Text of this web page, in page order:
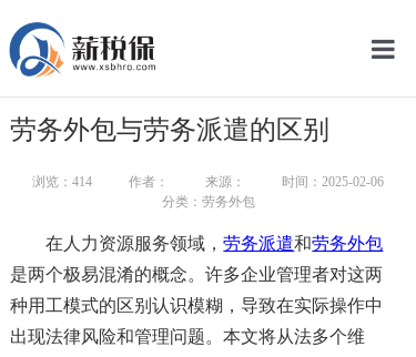
网
劳务外包与劳务派遣的区别
浏览： 414 作者： 来源：
时间：2025-02-06
分类：劳务外包
在人力资源服务领域，劳务派遣和劳务外包
是两个极易混淆的概念。许多企业管理者对这两
种用工模式的区别认识模糊，导致在实际操作中
出现法律风险和管理问题。本文将从法多个维